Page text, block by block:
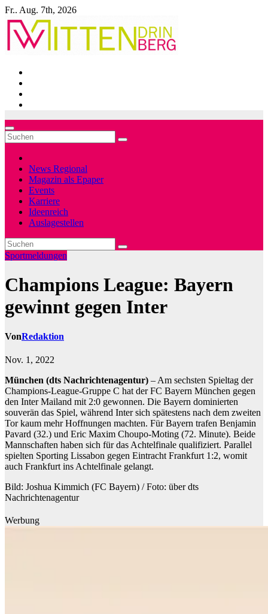
Zum
Inhalt
springen
Fr.. Aug. 7th, 2026
News Regional
Magazin als Epaper
Events
Karriere
Ideenreich
Auslagestellen
Sportmeldungen
Champions League: Bayern
gewinnt gegen Inter
VonRedaktion
Nov. 1, 2022
München (dts Nachrichtenagentur) – Am sechsten Spieltag der
Champions-League-Gruppe C hat der FC Bayern München gegen
den Inter Mailand mit 2:0 gewonnen. Die Bayern dominierten
souverän das Spiel, während Inter sich spätestens nach dem zweiten
Tor kaum mehr Hoffnungen machten. Für Bayern trafen Benjamin
Pavard (32.) und Eric Maxim Choupo-Moting (72. Minute). Beide
Mannschaften haben sich für das Achtelfinale qualifiziert. Parallel
spielten Sporting Lissabon gegen Eintracht Frankfurt 1:2, womit
auch Frankfurt ins Achtelfinale gelangt.
Bild: Joshua Kimmich (FC Bayern) / Foto: über dts
Nachrichtenagentur
Werbung